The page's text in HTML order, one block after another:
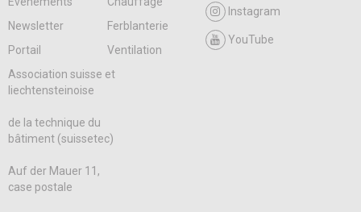
Newsletter
Ferblanterie
Portail
Ventilation
Instagram
YouTube
Association suisse et
liechtensteinoise
de la technique du
bâtiment (suissetec)
Auf der Mauer 11,
case postale